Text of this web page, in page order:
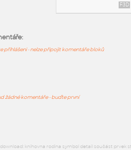
přihlášeni - nelze připojit komentáře bloků
žádné komentáře - buďte první
knihovna rodina symbol detail součást prvek